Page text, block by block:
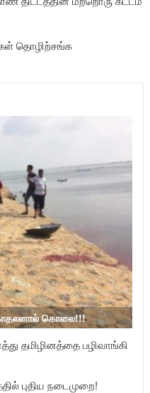
தொழிற்சங்க
கொலை!!!
தமிழினத்தை பழிவாங்கி
புதிய நடைமுறை!